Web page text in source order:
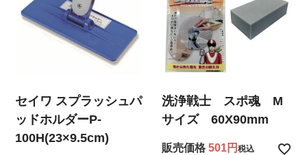
セイワ スプラッシュパ
ッドホルダーP-
100H(23×9.5cm)
洗浄戦士 スポ魂 M
サイズ 60X90mm
販売価格 501 税込